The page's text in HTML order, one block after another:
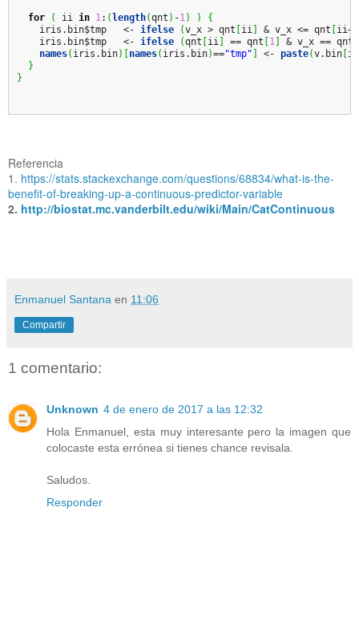
for ( ii in 1 : (length(qnt ) -1 ) )
{
    iris.bin
$tmp <- ifelse (v_x > qnt [ii ] & v_x <= qnt [ii+
    iris.bin
$tmp <- ifelse (qnt [ii ] == qnt [1 ] & v_x == qnt
names( iris.bin) [names( iris.bin)=="tmp" ] <- paste(v.bin [i
}
}
Referencia
1. https://stats.stackexchange.com/questions/68834/what-is-the-
benefit-of-breaking-up-a-continuous-predictor-variable
2. http://biostat.mc.vanderbilt.edu/wiki/Main/CatContinuous
Enmanuel Santana en 11:06
Compartir
1 comentario:
Unknown 4 de enero de 2017 a las 12:32
Hola Enmanuel, esta muy interesante pero la imagen que
colocaste esta errónea si tienes chance revisala.
Saludos.
Responder